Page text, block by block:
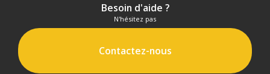
Besoin d'aide ?
N'hésitez pas
Contactez-nous